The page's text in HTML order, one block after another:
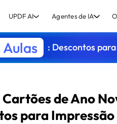
UPDF AI Agentes de IA
: Descontos
de Ano
para Impressão